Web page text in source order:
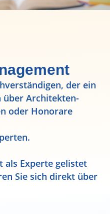
der ein
über Architekten-
oder Honorare
als Experte gelistet
Sie sich direkt über